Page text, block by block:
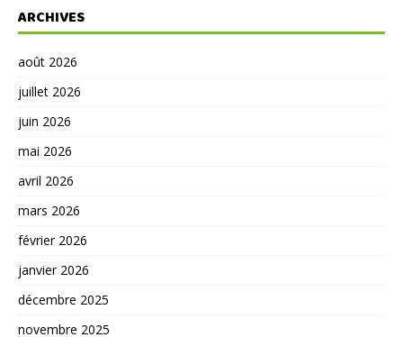
ARCHIVES
août 2026
juillet 2026
juin 2026
mai 2026
avril 2026
mars 2026
février 2026
janvier 2026
décembre 2025
novembre 2025